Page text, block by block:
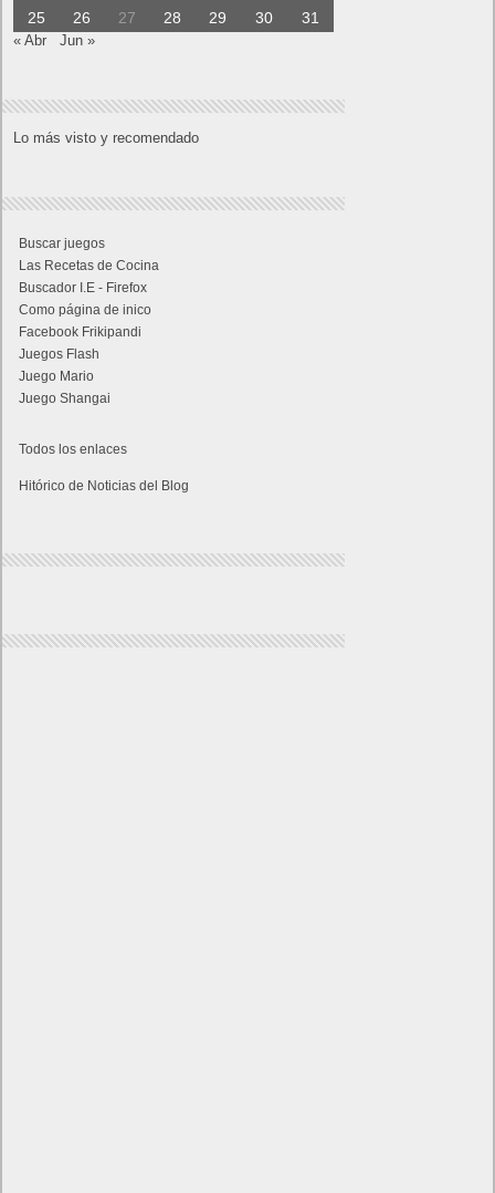
25
26 27 28 29 30 31
« Abr Jun »
Lo más visto y recomendado
Buscar juegos
Las Recetas de Cocina
Buscador I.E - Firefox
Como página de inico
Facebook Frikipandi
Juegos Flash
Juego Mario
Juego Shangai
Todos los enlaces
Hitórico de Noticias del Blog